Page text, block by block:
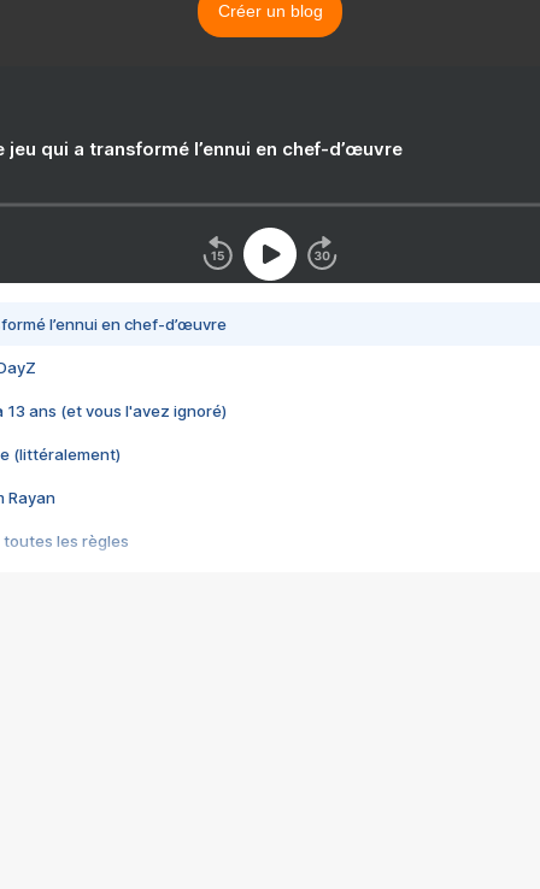
Créer un blog
jeu qui a transformé l’ennui en chef-d’œuvre
l’ennui en chef-d’œuvre
13 ans (et vous l'avez ignoré)
(littéralement)
Rayan
toutes les règles